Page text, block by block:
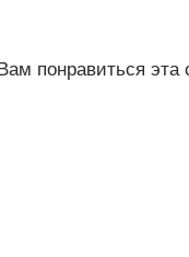
понравиться эта